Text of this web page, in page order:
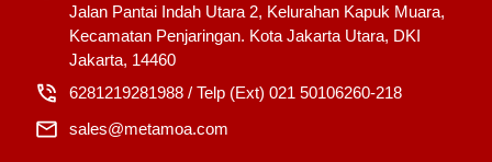
Jalan Pantai Indah Utara 2, Kelurahan Kapuk Muara,
Kecamatan Penjaringan. Kota Jakarta Utara, DKI
Jakarta, 14460
6281219281988 / Telp (Ext) 021 50106260-218
sales@metamoa.com